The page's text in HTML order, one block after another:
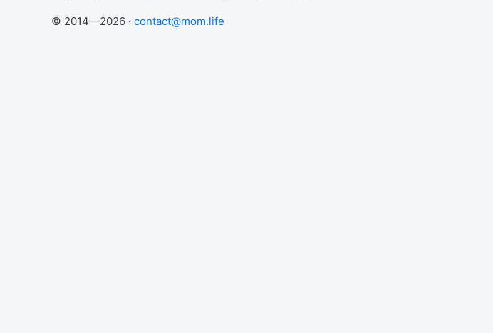
© 2014—2026 · contact@mom.life